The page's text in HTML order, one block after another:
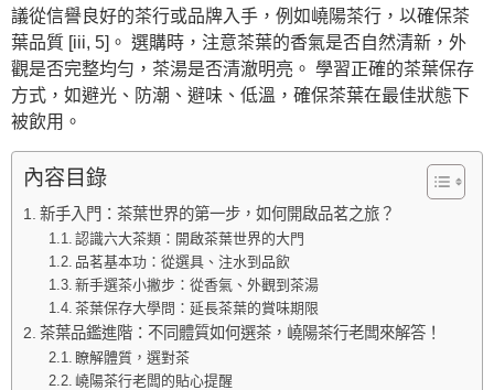
議從信譽良好的茶行或品牌入手，例如嶢陽茶行，以確保茶
葉品質 [iii, 5]。 選購時，注意茶葉的香氣是否自然清新，外
觀是否完整均勻，茶湯是否清澈明亮。 學習正確的茶葉保存
方式，如避光、防潮、避味、低溫，確保茶葉在最佳狀態下
被飲用。
內容目錄
新手入門：茶葉世界的第一步，如何開啟品茗之旅？
認識六大茶類：開啟茶葉世界的大門
品茗基本功：從選具、注水到品飲
新手選茶小撇步：從香氣、外觀到茶湯
茶葉保存大學問：延長茶葉的賞味期限
茶葉品鑑進階：不同體質如何選茶，嶢陽茶行老闆來解答！
瞭解體質，選對茶
嶢陽茶行老闆的貼心提醒